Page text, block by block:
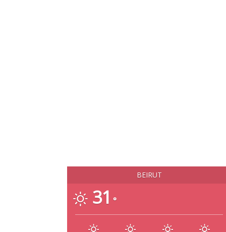
BEIRUT
31 °